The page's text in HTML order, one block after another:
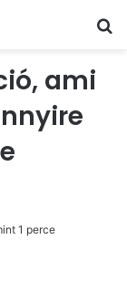
ami
1 perce